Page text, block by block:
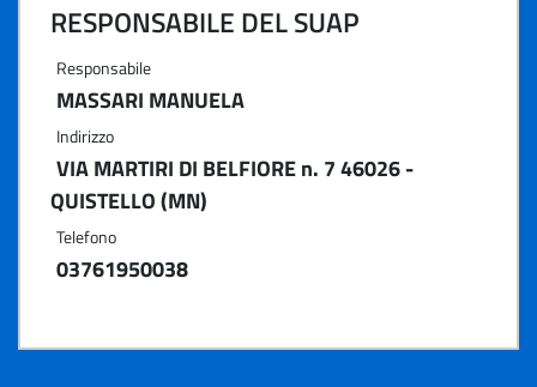
RESPONSABILE DEL SUAP
Responsabile
MASSARI MANUELA
Indirizzo
VIA MARTIRI DI BELFIORE n. 7 46026 -
QUISTELLO (MN)
Telefono
03761950038